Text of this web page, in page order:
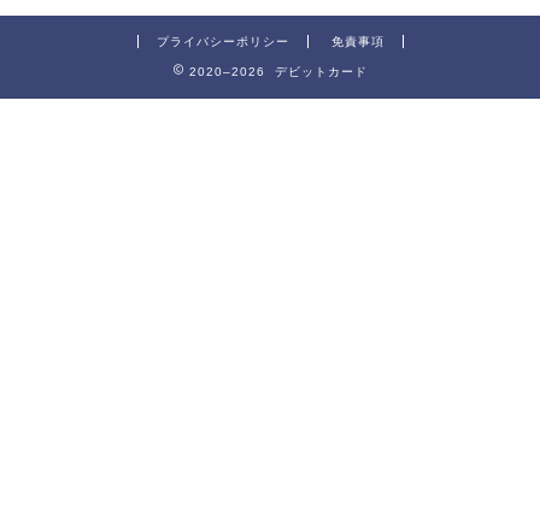
プライバシーポリシー 免責事項
2020–2026 デビットカード